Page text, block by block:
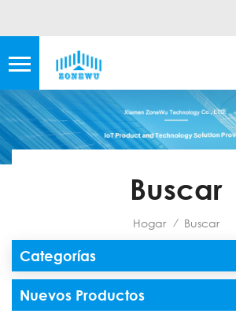
Buscar
Hogar / Buscar
Categorías
Nuevos Productos